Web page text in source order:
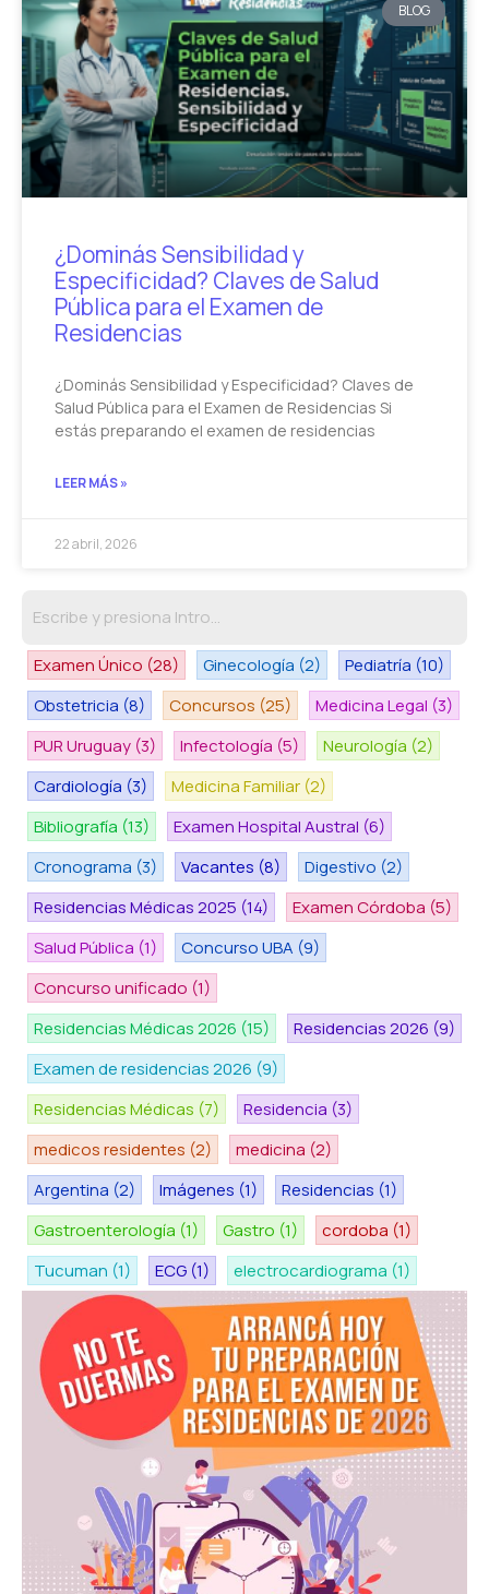
BLOG
¿Dominás Sensibilidad y
Especificidad? Claves de Salud
Pública para el Examen de
Residencias
¿Dominás Sensibilidad y Especificidad? Claves de
Salud Pública para el Examen de Residencias Si
estás preparando el examen de residencias
LEER MÁS »
22 abril, 2026
Examen Único (28) Ginecología (2) Pediatría (10)
Obstetricia (8) Concursos (25) Medicina Legal (3)
PUR Uruguay (3) Infectología (5) Neurología (2)
Cardiología (3) Medicina Familiar (2)
Bibliografía (13) Examen Hospital Austral (6)
Cronograma (3) Vacantes (8) Digestivo (2)
Residencias Médicas 2025 (14) Examen Córdoba (5)
Salud Pública (1) Concurso UBA (9)
Concurso unificado (1)
Residencias Médicas 2026 (15) Residencias 2026 (9)
Examen de residencias 2026 (9)
Residencias Médicas (7) Residencia (3)
medicos residentes (2) medicina (2)
Argentina (2) Imágenes (1) Residencias (1)
Gastroenterología (1) Gastro (1) cordoba (1)
Tucuman (1) ECG (1) electrocardiograma (1)